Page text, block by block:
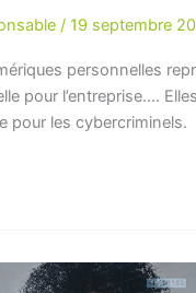
/ 19 septembre
personnelles
pour l’entreprise….
pour les cybercriminels.